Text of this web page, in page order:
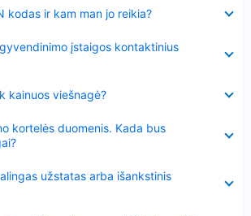
kodas ir kam man jo reikia?
įstaigos kontaktinius
kainuos viešnagė?
kortelės duomenis. Kada bus
užstatas arba išankstinis